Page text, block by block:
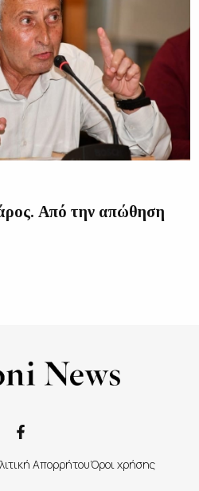
Από την απώθηση
ΑπορρήτουΌροι χρήσης